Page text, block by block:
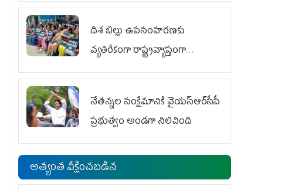
దిశ బిల్లు ఉపసంహరణకు
వ్యతిరేకంగా రాష్ట్రవ్యాప్తంగా
వైయ‌స్ఆర్‌సీపీ మహిళా విభాగం
నేతన్నల సంక్షేమానికి వైయ‌స్ఆర్‌సీపీ
ప్రభుత్వం అండగా నిలిచింది
అత్యంత వీక్షించబడిన